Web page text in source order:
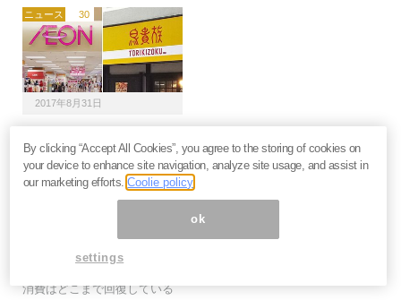
ニュース 30
2017年8月31日
鳥貴族。「回復する個人
消費」駆け引きの勝者
は？＝斎藤満
の価格戦略にも多様性が生ま
消費はどこまで回復している
By clicking “Accept All Cookies”, you agree to the storing of cookies on
your device to enhance site navigation, analyze site usage, and assist in
our marketing efforts.Coolie policy
ok
settings